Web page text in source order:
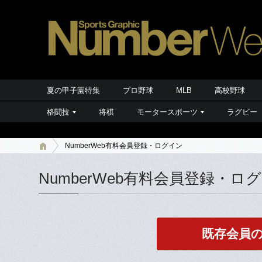
夏の甲子園特集 プロ野球 MLB 高校野球
格闘技 将棋 モータースポーツ ラグビー
NumberWeb有料会員登録・ログイン
NumberWeb有料会員登録・ロ
既存会員